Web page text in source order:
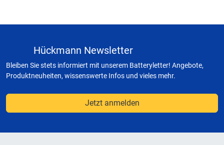
Hückmann Newsletter
Bleiben Sie stets informiert mit unserem Batteryletter! Angebote,
Produktneuheiten, wissenswerte Infos und vieles mehr.
Jetzt anmelden